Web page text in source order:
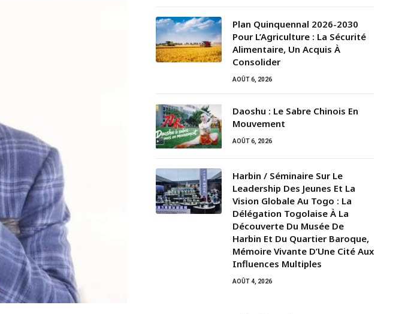
Plan Quinquennal 2026-2030
Pour L’Agriculture : La Sécurité
Alimentaire, Un Acquis À
Consolider
AOÛT 6, 2026
Daoshu : Le Sabre Chinois En
Mouvement
AOÛT 6, 2026
Harbin / Séminaire Sur Le
Leadership Des Jeunes Et La
Vision Globale Au Togo : La
Délégation Togolaise À La
Découverte Du Musée De
Harbin Et Du Quartier Baroque,
Mémoire Vivante D’Une Cité Aux
Influences Multiples
AOÛT 4, 2026